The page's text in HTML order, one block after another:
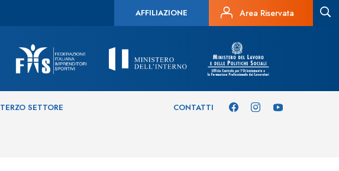
AFFILIAZIONE Area Riservata
TERZO SETTORE CONTATTI